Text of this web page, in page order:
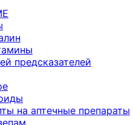
предсказателей
на аптечные препараты